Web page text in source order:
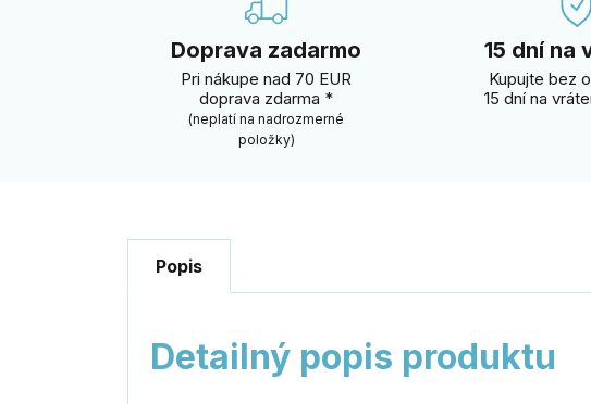
Doprava zadarmo
Pri nákupe nad 70 EUR
doprava zdarma *
(neplatí na nadrozmerné
položky)
15 dní na
Kupujte bez
15 dní na
Popis
Detailný popis produktu